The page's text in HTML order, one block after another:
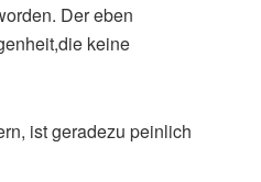
Der eben
keine
ist geradezu peinlich